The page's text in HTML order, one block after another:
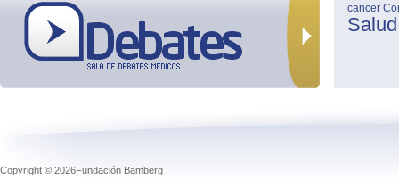
cancer
Salud
Copyright © 2026Fundación Bamberg